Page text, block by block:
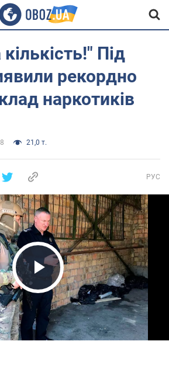
Під
рекордно
наркотиків
21,0 т.
РУС
Play Video